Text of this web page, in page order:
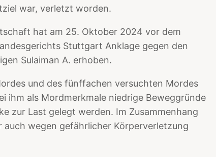
war, verletzt worden.
hat am 25. Oktober 2024 vor dem
Stuttgart Anklage gegen den
Sulaiman A. erhoben.
und des fünffachen versuchten Mordes
ihm als Mordmerkmale niedrige Beweggründe
zur Last gelegt werden. Im Zusammenhang
wegen gefährlicher Körperverletzung